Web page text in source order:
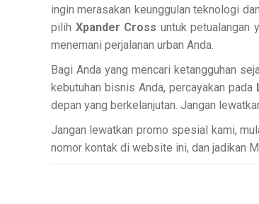
ingin merasakan keunggulan teknologi
pilih Xpander Cross untuk petualangan
menemani perjalanan urban Anda.
Bagi Anda yang mencari ketangguhan
kebutuhan bisnis Anda, percayakan pada
depan yang berkelanjutan. Jangan
Jangan lewatkan promo spesial kami,
nomor kontak di website ini, dan jadikan